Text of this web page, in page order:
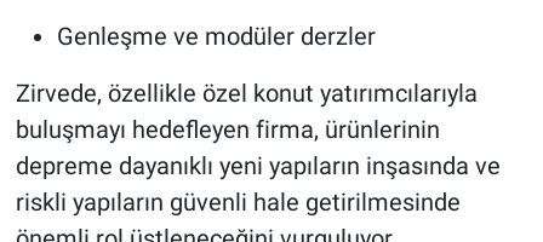
Genleşme ve modüler derzler
Zirvede, özellikle özel konut yatırımcılarıyla
buluşmayı hedefleyen firma, ürünlerinin
depreme dayanıklı yeni yapıların inşasında ve
riskli yapıların güvenli hale getirilmesinde